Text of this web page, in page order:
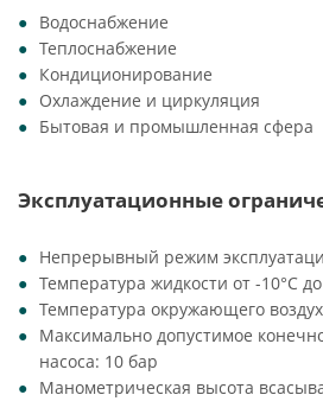
Водоснабжение
Теплоснабжение
Кондиционирование
Охлаждение и циркуляция
Бытовая и промышленная сфера
Эксплуатационные
Непрерывный режим
Температура жидкости от -10°C до
Температура окружающего
Максимально допустимое
насоса: 10 бар
Манометрическая высота